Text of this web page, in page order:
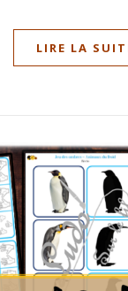
LIRE LA